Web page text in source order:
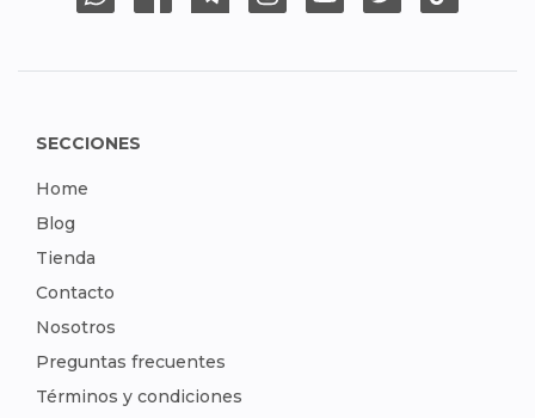
SECCIONES
Home
Blog
Tienda
Contacto
Nosotros
Preguntas frecuentes
Términos y condiciones